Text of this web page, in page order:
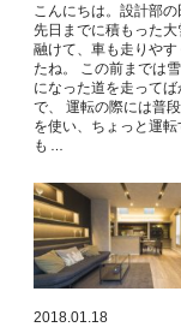
こんにちは。設計部の
先日までに積もった
融けて、車も走りやす
たね。 この前までは
になった道を走って
で、 運転の際には普
を使い、ちょっと運
も …
2018.01.18